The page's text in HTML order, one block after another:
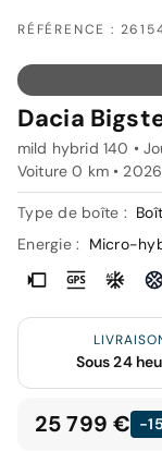
RÉFÉRENCE :
Dacia
mild hybrid 140 •
Voiture 0 km • 2026
Type de boîte :
Energie :
Micro-
Sous 24
25 799 € -